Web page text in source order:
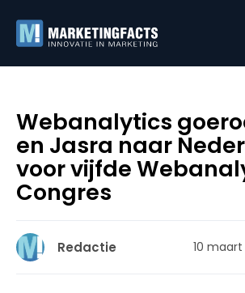
Webanalytics
en Jasra naar
voor vijfde
Congres
Redactie 10 maart